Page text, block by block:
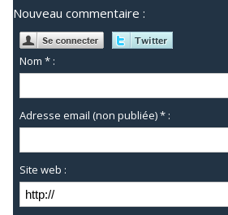
Nouveau commentaire :
Nom * :
Adresse email (non publiée) * :
Site web :